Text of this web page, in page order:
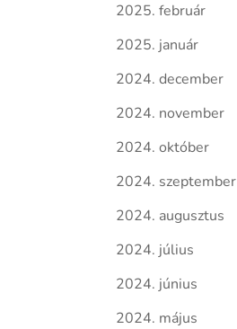
2025. február
2025. január
2024. december
2024. november
2024. október
2024. szeptember
2024. augusztus
2024. július
2024. június
2024. május